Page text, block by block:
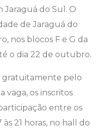
Jaraguá do Sul. O
de Jaraguá do
nos blocos F e G da
o dia 22 de outubro.
gratuitamente pelo
vaga, os inscritos
entre os
21 horas, no hall do